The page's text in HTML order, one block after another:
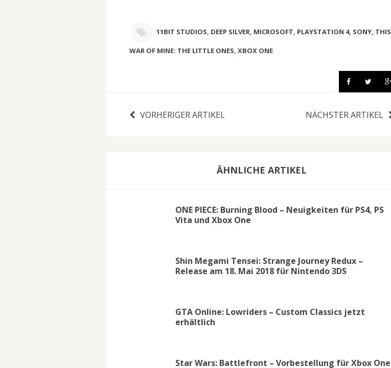
11BIT STUDIOS, DEEP SILVER, MICROSOFT, PLAYSTATION 4, SONY, THIS
WAR OF MINE: THE LITTLE ONES, XBOX ONE
VORHERIGER ARTIKEL NÄCHSTER ARTIKEL
ÄHNLICHE ARTIKEL
ONE PIECE: Burning Blood – Neuigkeiten für PS4, PS
Vita und Xbox One
Shin Megami Tensei: Strange Journey Redux –
Release am 18. Mai 2018 für Nintendo 3DS
GTA Online: Lowriders – Custom Classics jetzt
erhältlich
Star Wars: Battlefront – Vorbestellung für Xbox One